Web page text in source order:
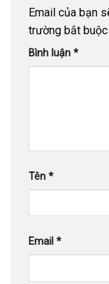
Email của bạn
trường bắt
Bình luận *
Tên *
Email *